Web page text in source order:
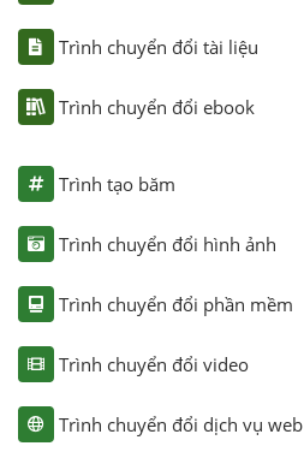
Trình chuyển đổi tài liệu
Trình chuyển đổi ebook
Trình tạo băm
Trình chuyển đổi hình ảnh
Trình chuyển đổi phần mềm
Trình chuyển đổi video
Trình chuyển đổi dịch vụ web